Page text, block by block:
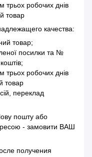
трьох робочих днів
товар
качества:
товар;
посилки та №
трьох робочих днів
товар
переклад
пошту або
- замовити ВАШ
получения